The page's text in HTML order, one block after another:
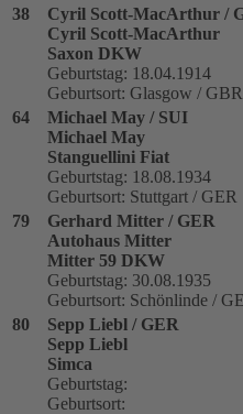
38
Cyril Scott-MacArthur /
Cyril Scott-MacArthur
Saxon DKW
Geburtstag: 18.04.1914
Geburtsort: Glasgow / GBR
64
Michael May / SUI
Michael May
Stanguellini Fiat
Geburtstag: 18.08.1934
Geburtsort: Stuttgart / GER
79
Gerhard Mitter / GER
Autohaus Mitter
Mitter 59 DKW
Geburtstag: 30.08.1935
Geburtsort: Schönlinde /
80
Sepp Liebl / GER
Sepp Liebl
Simca
Geburtstag:
Geburtsort: